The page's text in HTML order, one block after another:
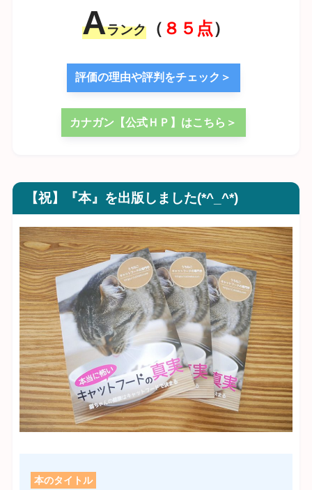
Aランク （ ８５点）
評価の理由や評判をチェック＞
カナガン【公式ＨＰ】はこちら＞
【祝】『本』を出版しました(*^_^*)
本のタイトル